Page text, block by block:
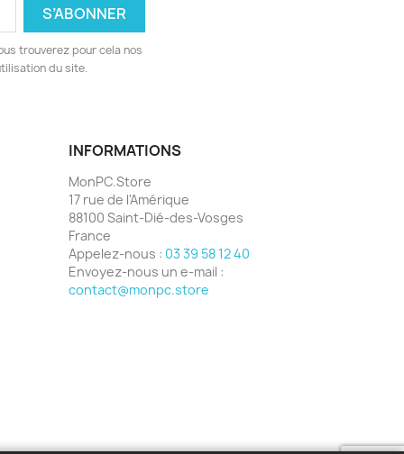
trouverez pour cela nos
du site.
INFORMATIONS
MonPC.Store
17 rue de l'Amérique
88100 Saint-Dié-des-Vosges
France
Appelez-nous : 03 39 58 12 40
Envoyez-nous un e-mail :
contact@monpc.store